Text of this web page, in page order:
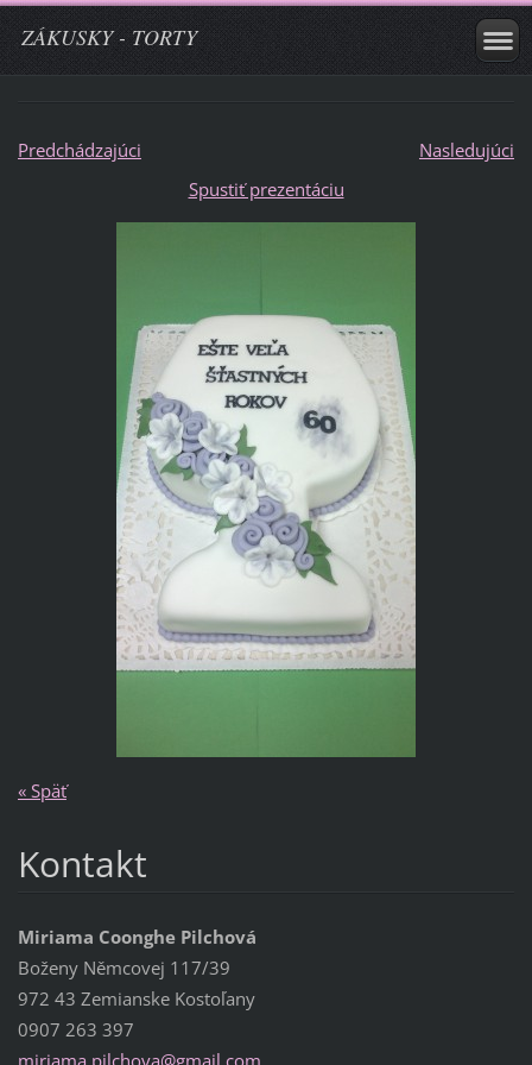
ZÁKUSKY - TORTY
Predchádzajúci
Nasledujúci
Spustiť prezentáciu
« Späť
Kontakt
Miriama Coonghe Pilchová
Boženy Němcovej 117/39
972 43 Zemianske Kostoľany
0907 263 397
miriama. pilchova@gmail.com